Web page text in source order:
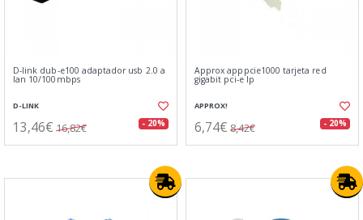
D-link dub-e100 adaptador usb 2.0 a
lan 10/100mbps
D-LINK
13,46€ 16,82€ - 20%
Approx apppcie1000 tarjeta red
gigabit pci-e lp
APPROX!
6,74€ 8,42€ - 20%